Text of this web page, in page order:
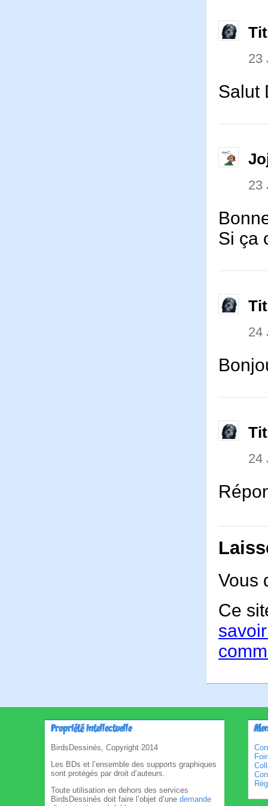
23
Salut
23
Si ça
24
24
Vous
Ce
Propriété intellectuelle
BirdsDessinés, Copyright 2014
Les BDs et l’ensemble des supports graphiques
sont protégés par droit d’auteurs.
Toute utilisation en dehors des services
BirdsDessinés doit faire l’objet d’une demande